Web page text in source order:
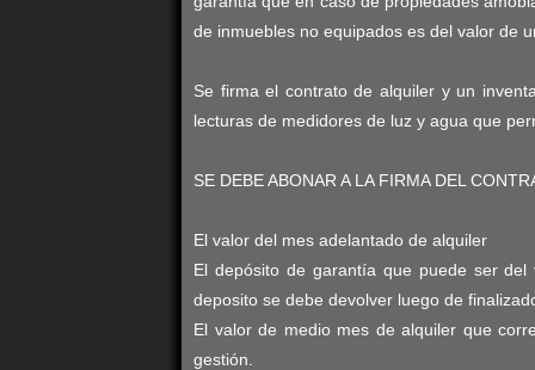
de inmuebles no equipados es del valor de
Se firma el contrato de alquiler y un
lecturas de medidores de luz y agua que
SE DEBE ABONAR A LA FIRMA DEL
El valor del mes adelantado de alquiler
El depósito de garantía que puede ser
deposito se debe devolver luego de
El valor de medio mes de alquiler que
gestión.